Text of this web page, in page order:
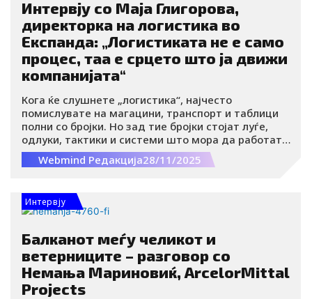
Интервју со Маја Глигорова,
директорка на логистика во
Експанда: „Логистиката не е само
процес, таа е срцето што ја движи
компанијата“
Кога ќе слушнете „логистика“, најчесто
помислувате на магацини, транспорт и таблици
полни со бројки. Но зад тие бројки стојат луѓе,
одлуки, тактики и системи што мора да работат
прецизно, секој ден, без пауза.
Webmind Редакција28/11/2025
Интервју
Балканот меѓу челикот и
ветерниците – разговор со
Немања Мариновиќ, ArcelorMittal
Projects